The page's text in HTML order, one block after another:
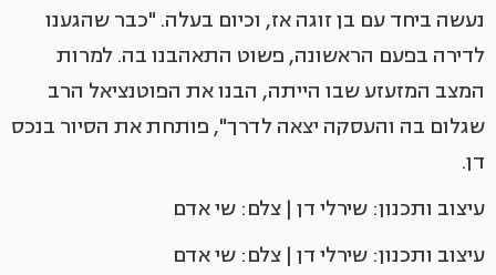
נעשה ביחד עם בן זוגה אז, וכיום בעלה. "כבר שהגענו
לדירה בפעם הראשונה, פשוט התאהבנו בה. למרות
המצב המזעזע שבו הייתה, הבנו את הפוטנציאל הרב
שגלום בה והעסקה יצאה לדרך", פותחת את הסיור בנכס
דן.
עיצוב ותכנון: שירלי דן | צלם: שי אדם
עיצוב ותכנון: שירלי דן | צלם: שי אדם